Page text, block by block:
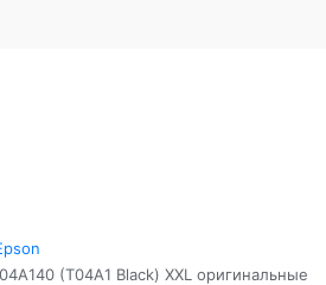
(T04A1 Black) XXL оригинальные